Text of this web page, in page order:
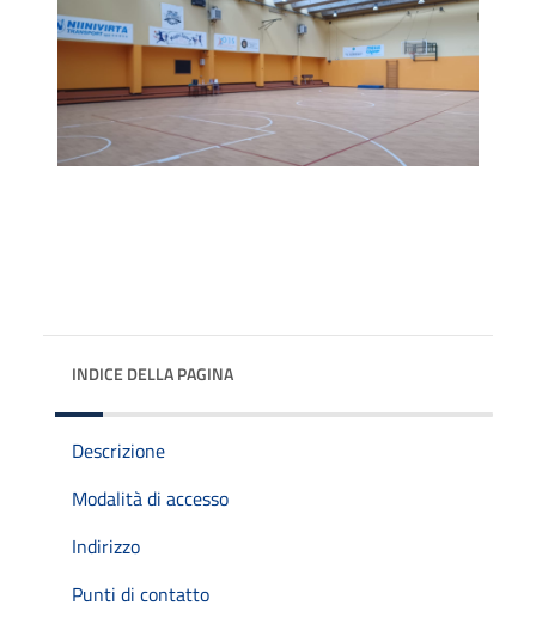
INDICE DELLA PAGINA
Descrizione
Modalità di accesso
Indirizzo
Punti di contatto